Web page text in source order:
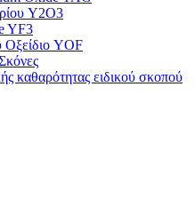
Y2O3
YF3
Οξείδιο YOF
καθαρότητας ειδικού σκοπού